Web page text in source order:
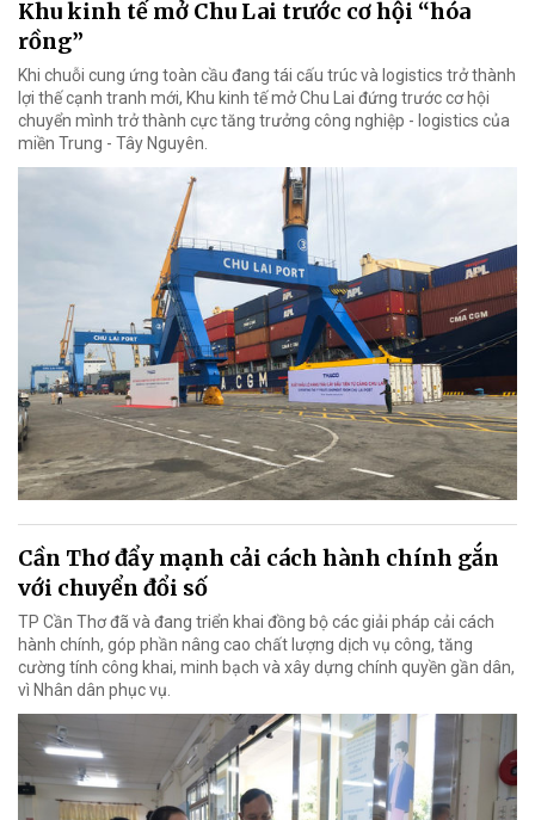
Khu kinh tế mở Chu Lai trước cơ hội “hóa
rồng”
Khi chuỗi cung ứng toàn cầu đang tái cấu trúc và logistics trở thành
lợi thế cạnh tranh mới, Khu kinh tế mở Chu Lai đứng trước cơ hội
chuyển mình trở thành cực tăng trưởng công nghiệp - logistics của
miền Trung - Tây Nguyên.
Cần Thơ đẩy mạnh cải cách hành chính gắn
với chuyển đổi số
TP Cần Thơ đã và đang triển khai đồng bộ các giải pháp cải cách
hành chính, góp phần nâng cao chất lượng dịch vụ công, tăng
cường tính công khai, minh bạch và xây dựng chính quyền gần dân,
vì Nhân dân phục vụ.